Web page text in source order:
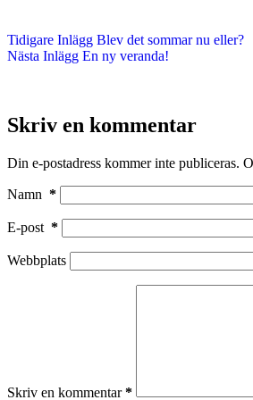
Tidigare Inlägg Blev det sommar nu eller?
Nästa Inlägg En ny veranda!
Skriv en kommentar
Din e-postadress kommer inte publiceras.
Namn *
E-post *
Webbplats
Skriv en kommentar*